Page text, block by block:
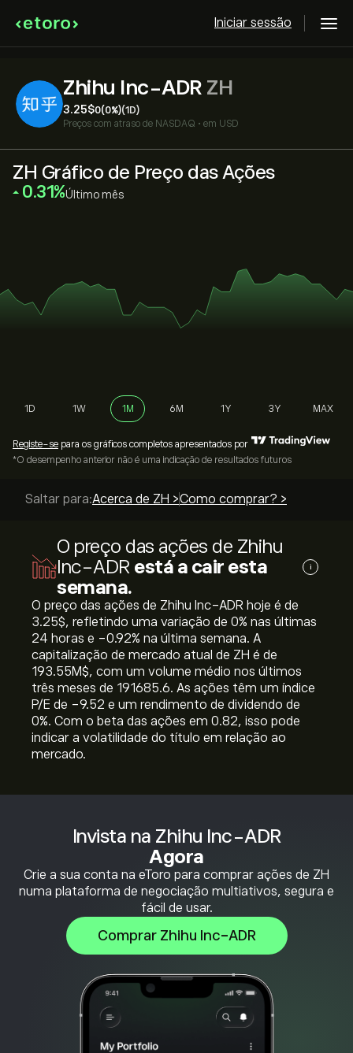
Iniciar sessão
Zhihu Inc-ADR ZH
3.25‎$‎0(0%)(1D)
Preços com atraso de NASDAQ • em USD
Invista na Zhihu Inc-ADR
Agora
Crie a sua conta na eToro para comprar ações de ZH
numa plataforma de negociação multiativos, segura e
fácil de usar.
Comprar Zhihu Inc-ADR
ZH Gráfico de Preço das Ações
‎0.31‎ Último mês
1D 1W 1M 6M 1Y 3Y MAX
Registe-se para os gráficos completos apresentados por
*O desempenho anterior não é uma indicação de resultados futuros
Saltar para:Acerca de ZH >Como comprar? >
O preço das ações de Zhihu
Inc-ADR está a cair esta
semana.
i
O preço das ações de Zhihu Inc-ADR hoje é de
3.25‎$‎, refletindo uma variação de ‎0‎% nas últimas
24 horas e ‎-0.92‎% na última semana. A
capitalização de mercado atual de ZH é de
193.55M‎$‎, com um volume médio nos últimos
três meses de 191685.6. As ações têm um índice
P/E de -9.52 e um rendimento de dividendo de
0%. Com o beta das ações em 0.82, isso pode
indicar a volatilidade do título em relação ao
mercado.